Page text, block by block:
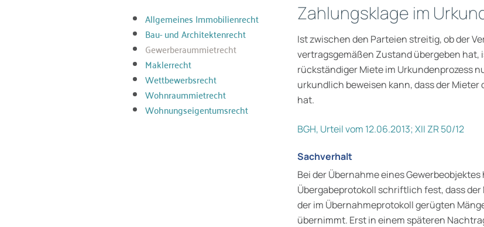
Allgemeines Immobilienrecht
Bau- und Architektenrecht
Gewerberaummietrecht
Maklerrecht
Wettbewerbsrecht
Wohnraummietrecht
Wohnungseigentumsrecht
Zahlungsklage im
Ist zwischen den Parteien streitig, ob der
vertragsgemäßen Zustand übergeben hat,
rückständiger Miete im Urkundenprozess
urkundlich beweisen kann, dass der
hat.
BGH, Urteil vom 12.06.2013; XII ZR 50/12
Sachverhalt
Bei der Übernahme eines
Übergabeprotokoll schriftlich fest, dass
der im Übernahmeprotokoll gerügten
übernimmt. Erst in einem späteren